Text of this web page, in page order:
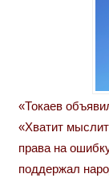
«Токаев
«Хватит
права на
поддержал